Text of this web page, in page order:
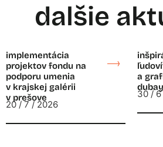
dalšie
implementácia
projektov fondu na
podporu umenia
v krajskej galérii
v prešove
20 / 7 / 2026
a
30 /